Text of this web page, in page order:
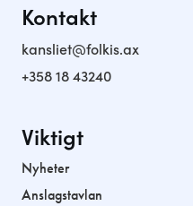
Kontakt
kansliet@folkis.ax
+358 18 43240
Viktigt
Nyheter
Anslagstavlan